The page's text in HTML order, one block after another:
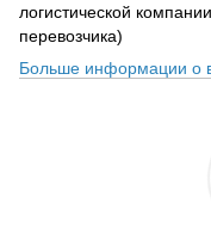
логистической
перевозчика)
Больше информации о